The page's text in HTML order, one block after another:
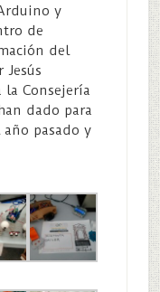
y
de
del
Consejería
dado para
pasado y